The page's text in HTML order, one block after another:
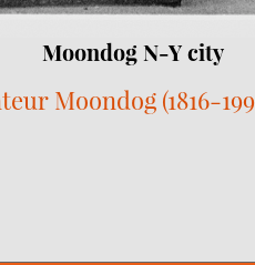
Moondog N-Y city
Moondog (1816-